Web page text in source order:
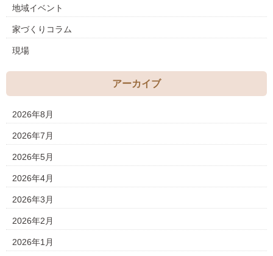
地域イベント
家づくりコラム
現場
アーカイブ
2026年8月
2026年7月
2026年5月
2026年4月
2026年3月
2026年2月
2026年1月